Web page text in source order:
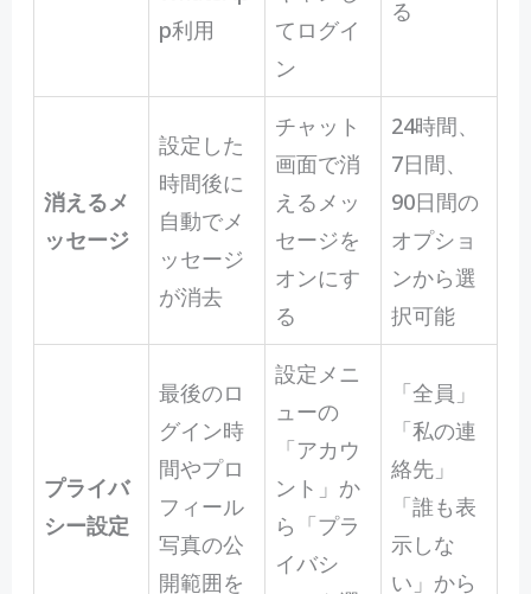
p利用
てログイ
ン
る
消えるメ
ッセージ
設定した
時間後に
自動でメ
ッセージ
が消去
チャット
画面で消
えるメッ
セージを
オンにす
る
24時間、
7日間、
90日間の
オプショ
ンから選
択可能
プライバ
シー設定
最後のロ
グイン時
間やプロ
フィール
写真の公
開範囲を
設定メニ
ューの
「アカウ
ント」か
ら「プラ
イバシ
「全員」
「私の連
絡先」
「誰も表
示しな
い」から